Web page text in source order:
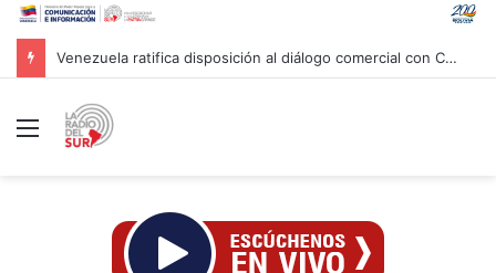
Venezuela ratifica disposición al diálogo comercial con Colombia bajo el principio de soberanía
Menú